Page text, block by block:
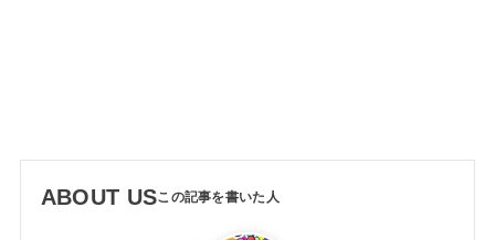
ABOUT US